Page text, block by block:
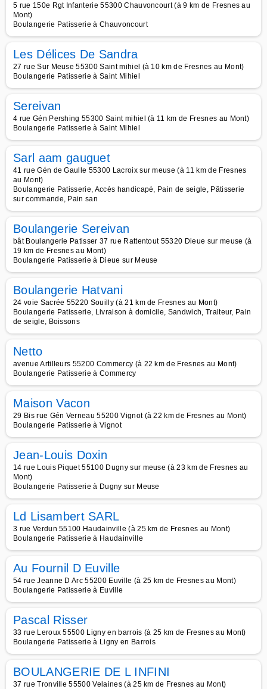
5 rue 150e Rgt Infanterie 55300 Chauvoncourt (à 9 km de Fresnes au
Mont)
Boulangerie Patisserie à Chauvoncourt
Les Délices De Sandra
27 rue Sur Meuse 55300 Saint mihiel (à 10 km de Fresnes au Mont)
Boulangerie Patisserie à Saint Mihiel
Sereivan
4 rue Gén Pershing 55300 Saint mihiel (à 11 km de Fresnes au Mont)
Boulangerie Patisserie à Saint Mihiel
Sarl aam gauguet
41 rue Gén de Gaulle 55300 Lacroix sur meuse (à 11 km de Fresnes
au Mont)
Boulangerie Patisserie, Accès handicapé, Pain de seigle, Pâtisserie
sur commande, Pain san
Boulangerie Sereivan
bât Boulangerie Patisser 37 rue Rattentout 55320 Dieue sur meuse (à
19 km de Fresnes au Mont)
Boulangerie Patisserie à Dieue sur Meuse
Boulangerie Hatvani
24 voie Sacrée 55220 Souilly (à 21 km de Fresnes au Mont)
Boulangerie Patisserie, Livraison à domicile, Sandwich, Traiteur, Pain
de seigle, Boissons
Netto
avenue Artilleurs 55200 Commercy (à 22 km de Fresnes au Mont)
Boulangerie Patisserie à Commercy
Maison Vacon
29 Bis rue Gén Verneau 55200 Vignot (à 22 km de Fresnes au Mont)
Boulangerie Patisserie à Vignot
Jean-Louis Doxin
14 rue Louis Piquet 55100 Dugny sur meuse (à 23 km de Fresnes au
Mont)
Boulangerie Patisserie à Dugny sur Meuse
Ld Lisambert SARL
3 rue Verdun 55100 Haudainville (à 25 km de Fresnes au Mont)
Boulangerie Patisserie à Haudainville
Au Fournil D Euville
54 rue Jeanne D Arc 55200 Euville (à 25 km de Fresnes au Mont)
Boulangerie Patisserie à Euville
Pascal Risser
33 rue Leroux 55500 Ligny en barrois (à 25 km de Fresnes au Mont)
Boulangerie Patisserie à Ligny en Barrois
BOULANGERIE DE L INFINI
37 rue Tronville 55500 Velaines (à 25 km de Fresnes au Mont)